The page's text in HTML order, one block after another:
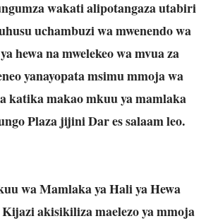
wakati alipotangaza utabiri
uchambuzi wa mwenendo wa
hewa na mwelekeo wa mvua za
yanayopata msimu mmoja wa
katika makao mkuu ya mamlaka
Plaza jijini Dar es salaam leo.
wa Mamlaka ya Hali ya Hewa
akisikiliza maelezo ya mmoja